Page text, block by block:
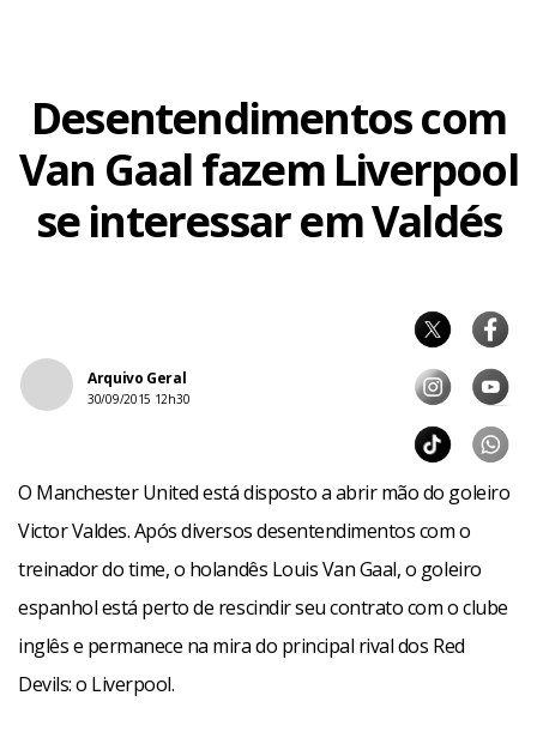
Desentendimentos com
Van Gaal fazem Liverpool
se interessar em Valdés
Arquivo Geral
30/09/2015 12h30
O Manchester United está disposto a abrir mão do goleiro
Victor Valdes. Após diversos desentendimentos com o
treinador do time, o holandês Louis Van Gaal, o goleiro
espanhol está perto de rescindir seu contrato com o clube
inglês e permanece na mira do principal rival dos Red
Devils: o Liverpool.